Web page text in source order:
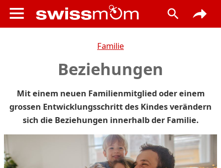
Familie
Beziehungen
Mit einem neuen Familienmitglied oder einem
grossen Entwicklungsschritt des Kindes verändern
sich die Beziehungen innerhalb der Familie.